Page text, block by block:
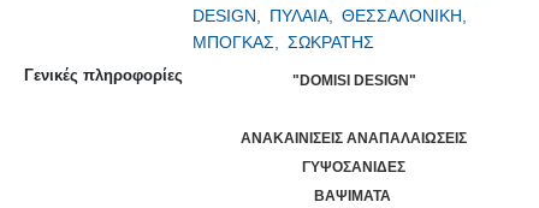
DESIGN,
ΠΥΛΑΙΑ,
ΘΕΣΣΑΛΟΝΙΚΗ,
ΜΠΟΓΚΑΣ,
ΣΩΚΡΑΤΗΣ
Γενικές πληροφορίες "DOMISI DESIGN"
ΑΝΑΚΑΙΝΙΣΕΙΣ ΑΝΑΠΑΛΑΙΩΣΕΙΣ
ΓΥΨΟΣΑΝΙΔΕΣ
ΒΑΨΙΜΑΤΑ